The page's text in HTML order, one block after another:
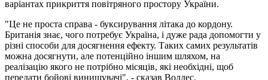
варіантах прикриття повітряного простору України.
"Це не проста справа - буксирування літака до кордону.
Британія знає, чого потребує Україна, і дуже рада допомогти у
різні способи для досягнення ефекту. Таких самих результатів
можна досягнути, але потенційно іншим шляхом, на
реалізацію якого не потрібно місяців, які необхідні, щоб
передати бойові винищувачі", - сказав Воллес.